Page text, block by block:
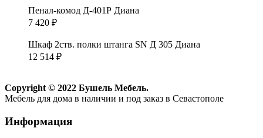
Пенал-комод Д-401Р Диана
7 420 ₽
Шкаф 2ств. полки штанга SN Д 305 Диана
12 514 ₽
Copyright © 2022 Бушель Мебель.
Мебель для дома в наличии и под заказ в Севастополе
Информация